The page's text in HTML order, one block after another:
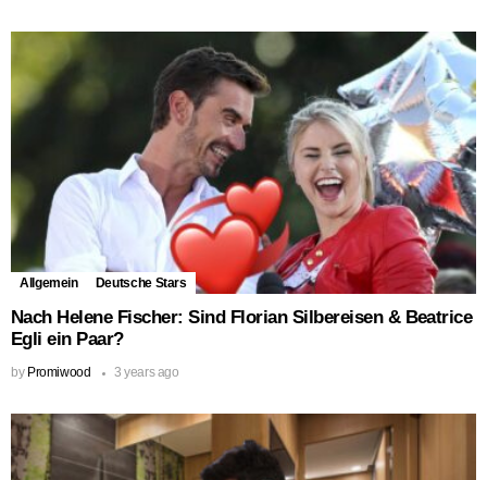
Allgemein Deutsche Stars
Nach Helene Fischer: Sind Florian Silbereisen & Beatrice
Egli ein Paar?
by Promiwood 3 years ago